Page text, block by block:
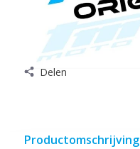
Delen
Productomschrijving